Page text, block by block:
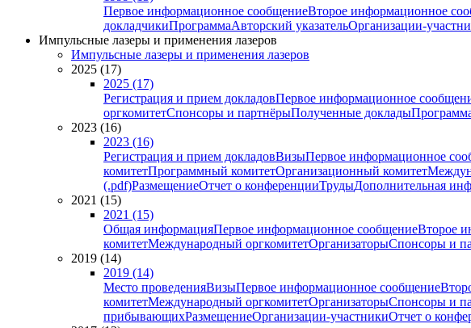
Первое информационное сообщениеВторое информационное
докладчикиПрограммаАвторский указательОрганизации-
Импульсные лазеры и применения лазеров
Импульсные лазеры и применения лазеров
2025 (17)
2025 (17)
Регистрация и прием докладовПервое информационное
оргкомитетСпонсоры и партнёрыПолученные доклады
2023 (16)
2023 (16)
Регистрация и прием докладовВизыПервое информационное
комитетПрограммный комитетОрганизационный комитет
(.pdf)РазмещениеОтчет о конференцииТрудыДополнительная
2021 (15)
2021 (15)
Общая информацияПервое информационное сообщениеВторое
комитетМеждународный оргкомитетОрганизаторыСпонсоры и
2019 (14)
2019 (14)
Место проведенияВизыПервое информационное сообщение
комитетМеждународный оргкомитетОрганизаторыСпонсоры и
прибывающихРазмещениеОрганизации-участникиОтчет о